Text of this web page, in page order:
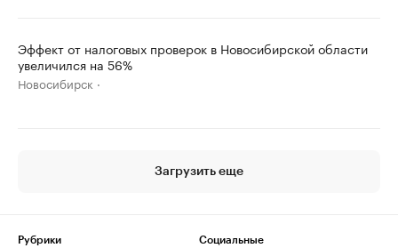
Эффект от налоговых проверок в Новосибирской области
увеличился на 56%
Новосибирск
Загрузить еще
Рубрики
Социальные